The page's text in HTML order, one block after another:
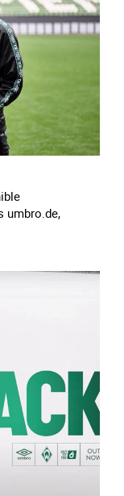
umbro.de,